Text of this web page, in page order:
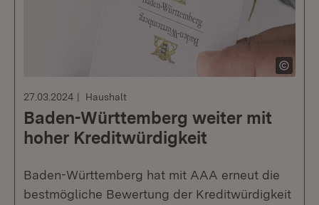
27.03.2024 Haushalt
Baden-Württemberg weiter mit
hoher Kreditwürdigkeit
Baden-Württemberg hat mit AAA erneut die
bestmögliche Bewertung der Kreditwürdigkeit